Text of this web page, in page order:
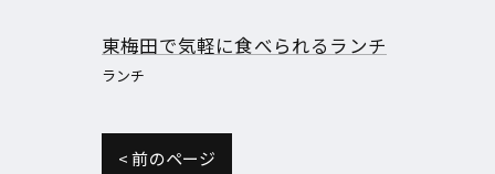
東梅田で気軽に食べられるランチ
ランチ
< 前のページ